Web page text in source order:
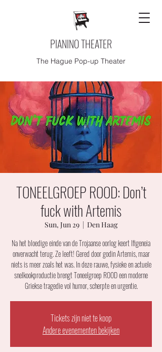
PIANINO THEATER
The Hague Pop-up Theater
TONEELGROEP ROOD: Don’t
fuck with Artemis
Sun, Jun 29
  |
Den Haag
Na het bloedige einde van de Trojaanse oorlog keert Ifigeneia
onverwacht terug. Ze leeft! Gered door godin Artemis, maar
niets is meer zoals het was. In deze rauwe, fysieke en actuele
snelkookproductie brengt Toneelgroep ROOD een moderne
Griekse tragedie vol humor, scherpte en urgentie.
Tickets zijn niet te koop
Andere evenementen bekijken